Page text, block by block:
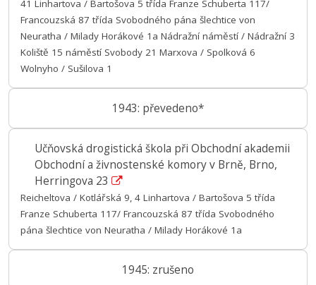
41 Linhartova / Bartošova 5 třída Franze Schuberta 117/
Francouzská 87 třída Svobodného pána šlechtice von
Neuratha / Milady Horákové 1a Nádražní náměstí / Nádražní 3
Koliště 15 náměstí Svobody 21 Marxova / Spolková 6
Wolnyho / Sušilova 1
1943: převedeno*
Učňovská drogistická škola při Obchodní akademii
Obchodní a živnostenské komory v Brně, Brno,
Herringova 23
Reicheltova / Kotlářská 9, 4 Linhartova / Bartošova 5 třída
Franze Schuberta 117/ Francouzská 87 třída Svobodného
pána šlechtice von Neuratha / Milady Horákové 1a
1945: zrušeno